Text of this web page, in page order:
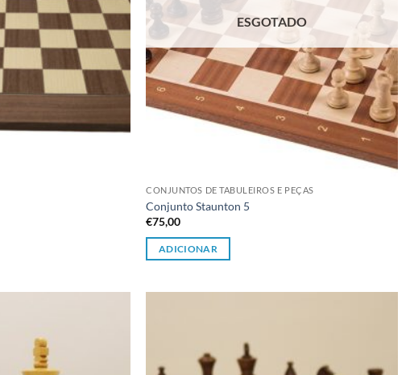
ESGOTADO
CONJUNTOS DE TABULEIROS E PEÇAS
Conjunto Staunton 5
€75,00
ADICIONAR